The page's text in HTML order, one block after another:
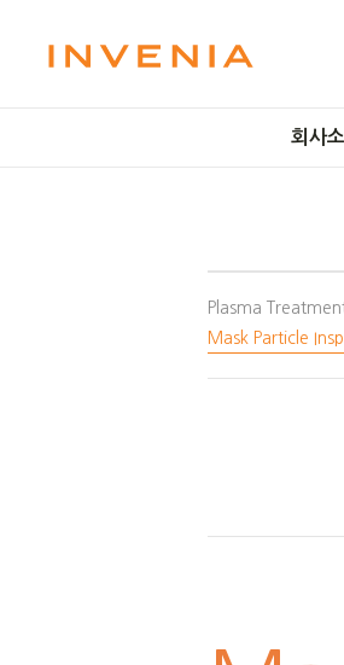
회사
회사
방문예
오시
Plasma
Mask Particle